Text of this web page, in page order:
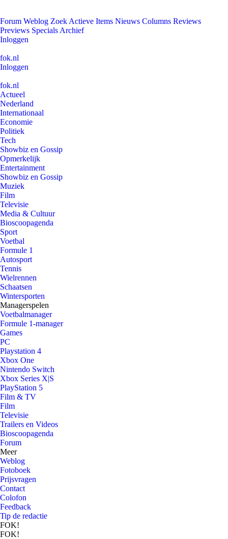
Forum Weblog Zoek Actieve Items Nieuws Columns Reviews
Previews Specials Archief
Inloggen
fok.nl
Inloggen
fok.nl
Actueel
Nederland
Internationaal
Economie
Politiek
Tech
Showbiz en Gossip
Opmerkelijk
Entertainment
Showbiz en Gossip
Muziek
Film
Televisie
Media & Cultuur
Bioscoopagenda
Sport
Voetbal
Formule 1
Autosport
Tennis
Wielrennen
Schaatsen
Wintersporten
Managerspelen
Voetbalmanager
Formule 1-manager
Games
PC
Playstation 4
Xbox One
Nintendo Switch
Xbox Series X|S
PlayStation 5
Film & TV
Film
Televisie
Trailers en Videos
Bioscoopagenda
Forum
Meer
Weblog
Fotoboek
Prijsvragen
Contact
Colofon
Feedback
Tip de redactie
FOK!
FOK!